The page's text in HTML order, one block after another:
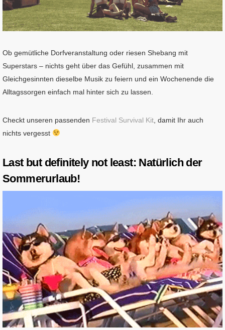
Ob gemütliche Dorfveranstaltung oder riesen Shebang mit
Superstars – nichts geht über das Gefühl, zusammen mit
Gleichgesinnten dieselbe Musik zu feiern und ein Wochenende die
Alltagssorgen einfach mal hinter sich zu lassen.
Checkt unseren passenden Festival Survival Kit , damit Ihr auch
nichts vergesst
Last but definitely not least: Natürlich der
Sommerurlaub!